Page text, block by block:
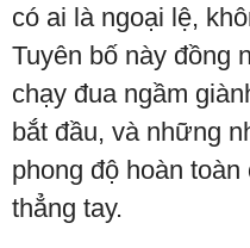
có ai là ngoại lệ,
Tuyên bố này đồng
chạy đua ngầm
bắt đầu, và những
phong độ hoàn
thẳng tay.